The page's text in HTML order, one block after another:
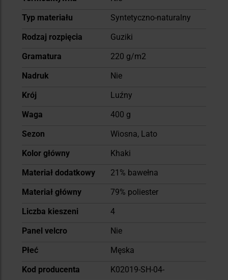
Typ materiału
Syntetyczno-naturalny
Rodzaj rozpięcia
Guziki
Gramatura
220 g/m2
Nadruk
Nie
Krój
Luźny
Waga
400 g
Sezon
Wiosna, Lato
Kolor główny
Khaki
Materiał dodatkowy
21% bawełna
Materiał główny
79% poliester
Liczba kieszeni
4
Panel velcro
Nie
Płeć
Męska
Kod producenta
K02019-SH-04-